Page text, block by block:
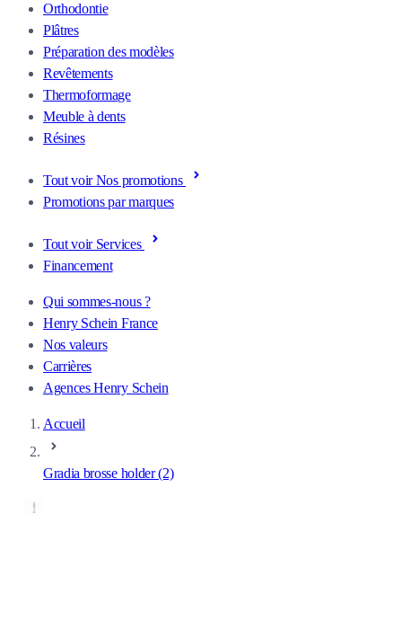
Orthodontie
Plâtres
Préparation des modèles
Revêtements
Thermoformage
Meuble à dents
Résines
Tout voir Nos promotions
Promotions par marques
Tout voir Services
Financement
Qui sommes-nous ?
Henry Schein France
Nos valeurs
Carrières
Agences Henry Schein
Accueil
Gradia brosse holder (2)